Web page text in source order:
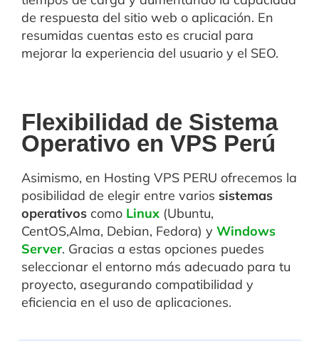
de respuesta del sitio web o aplicación. En
resumidas cuentas esto es crucial para
mejorar la experiencia del usuario y el SEO.
Flexibilidad de Sistema
Operativo en VPS Perú
Asimismo, en Hosting VPS PERU ofrecemos la
posibilidad de elegir entre varios sistemas
operativos como Linux (Ubuntu,
CentOS,Alma, Debian, Fedora) y Windows
Server. Gracias a estas opciones puedes
seleccionar el entorno más adecuado para tu
proyecto, asegurando compatibilidad y
eficiencia en el uso de aplicaciones.